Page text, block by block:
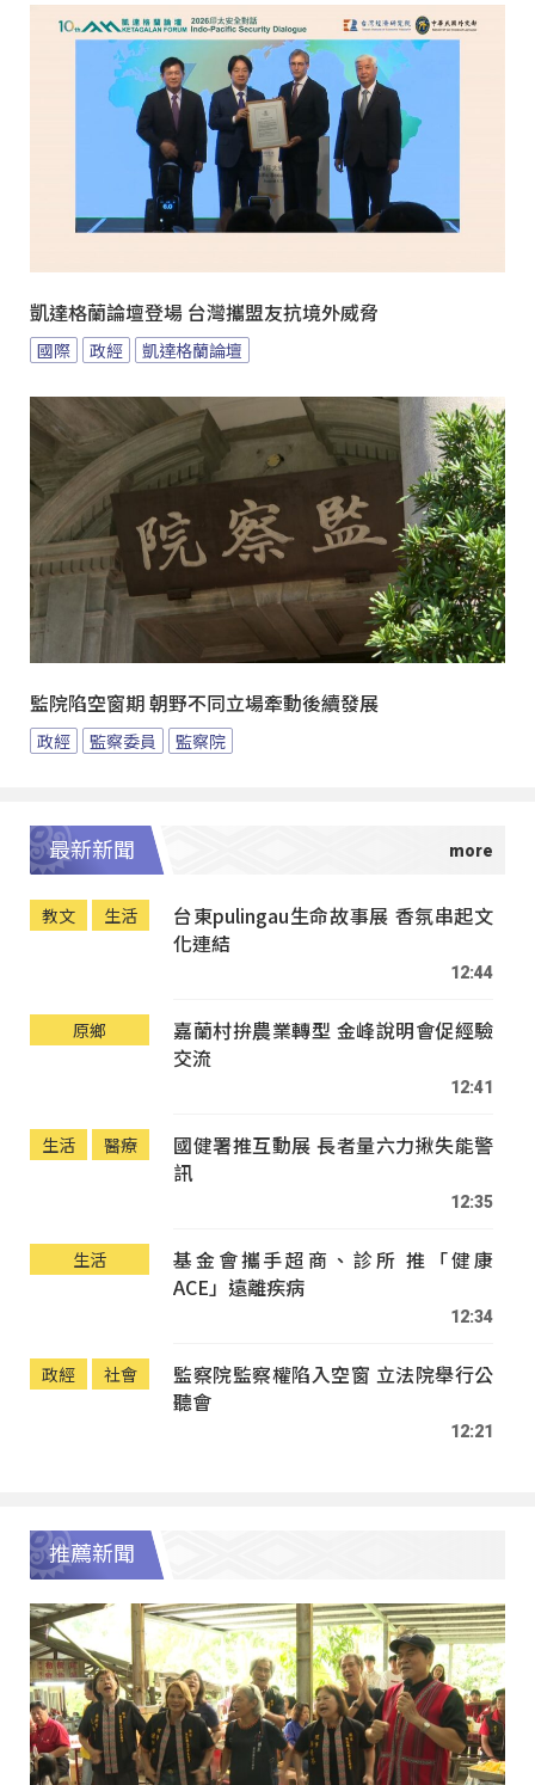
凱達格蘭論壇登場 台灣攜盟友抗境外威脅
國際 政經 凱達格蘭論壇
監院陷空窗期 朝野不同立場牽動後續發展
政經 監察委員 監察院
最新新聞
教文 生活
台東pulingau生命故事展 香氛串起文
化連結
12:44
原鄉
嘉蘭村拚農業轉型 金峰說明會促經驗
交流
12:41
生活 醫療
國健署推互動展 長者量六力揪失能警
訊
12:35
生活
基金會攜手超商、診所 推「健康
ACE」遠離疾病
12:34
政經 社會
監察院監察權陷入空窗 立法院舉行公
聽會
12:21
推薦新聞